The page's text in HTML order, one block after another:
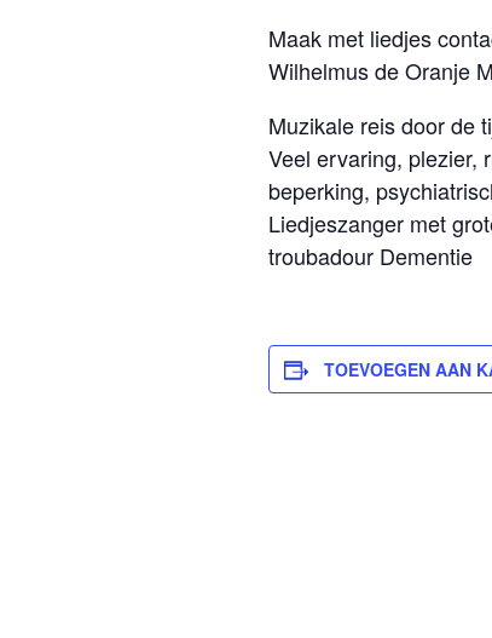
Maak met liedjes
Wilhelmus de Oranje
Muzikale reis door de
Veel ervaring, plezier,
beperking,
Liedjeszanger met
troubadour Dementie
TOEVOEGEN AAN